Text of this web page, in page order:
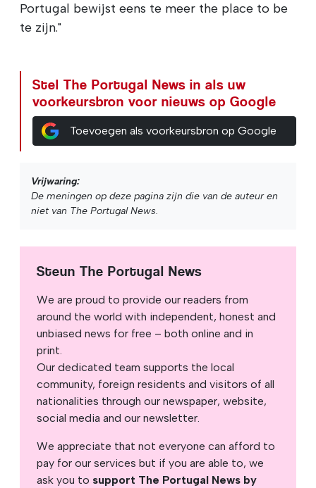
Portugal bewijst eens te meer the place to be
te zijn."
Stel The Portugal News in als uw
voorkeursbron voor nieuws op Google
Toevoegen als voorkeursbron op Google
Vrijwaring:
De meningen op deze pagina zijn die van de auteur en
niet van The Portugal News.
Steun The Portugal News
We are proud to provide our readers from
around the world with independent, honest and
unbiased news for free – both online and in
print.
Our dedicated team supports the local
community, foreign residents and visitors of all
nationalities through our newspaper, website,
social media and our newsletter.
We appreciate that not everyone can afford to
pay for our services but if you are able to, we
ask you to support The Portugal News by